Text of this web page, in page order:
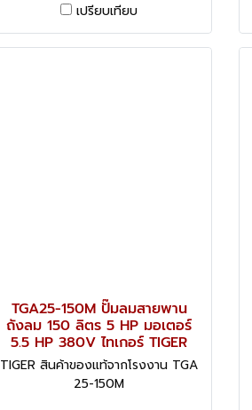
เปรียบเทียบ
TGA25-150M ปั๊มลมสายพาน
ถังลม 150 ลิตร 5 HP มอเตอร์
5.5 HP 380V ไทเกอร์ TIGER
TIGER สินค้าของแท้จากโรงงาน TGA
25-150M